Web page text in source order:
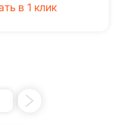
в 1 клик